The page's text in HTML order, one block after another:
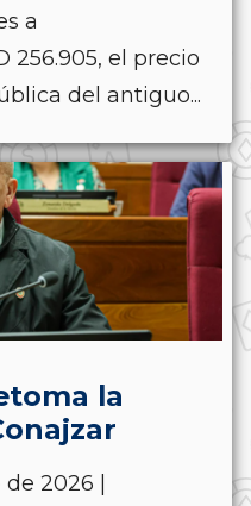
a
256.905, el precio
del antiguo...
la
2026 |